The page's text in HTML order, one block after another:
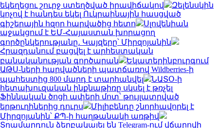
եկեղեցու շուրջ ստեղծված իրավիճակով
Զելենսկին
կոչով է հանդես եկել Ուկրաինային հասցված
գիշերային հզոր հարվածից հետո
Սլովենիան
աջակցում է ԵՄ-Հայաստան խորացող
գործընկերությանը․ Կայզերը՝ Միրզոյանին
Հրազդանում բացվել է արհեստական
բանականության գործարան
Եկատերինբուրգում
ԱԹՍ-ների հարվածների պատճառով Wildberries-ի
պահեստից 800 մարդ է տարհանվել
ՆԱՏՕ-ի
հետախուզական ինքնաթիռը սկսել է թռչել
Ֆիննական ծոցի ափերի մոտ՝ թույլատրված
երթուղիներից դուրս
Միլիբենդը շնորհավորել է
Միրզոյանին՝ ՔՊ-ի հաղթանակի առթիվ
Տղամարդուն ձերբակալել են Telegram-ում վճարովի